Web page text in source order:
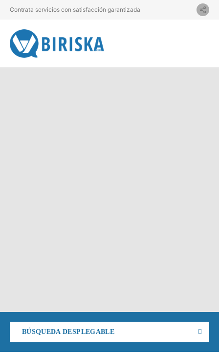
Contrata servicios con satisfacción garantizada
BÚSQUEDA DESPLEGABLE